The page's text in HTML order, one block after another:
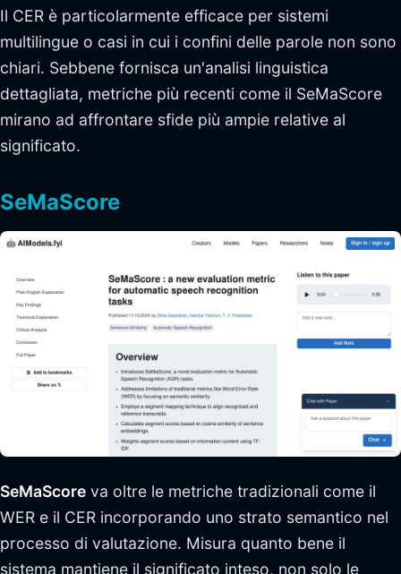
Il CER è particolarmente efficace per sistemi
multilingue o casi in cui i confini delle parole non sono
chiari. Sebbene fornisca un'analisi linguistica
dettagliata, metriche più recenti come il SeMaScore
mirano ad affrontare sfide più ampie relative al
significato.
SeMaScore
SeMaScore va oltre le metriche tradizionali come il
WER e il CER incorporando uno strato semantico nel
processo di valutazione. Misura quanto bene il
sistema mantiene il significato inteso, non solo le